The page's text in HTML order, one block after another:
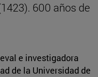
600 años de
e investigadora
de la Universidad de